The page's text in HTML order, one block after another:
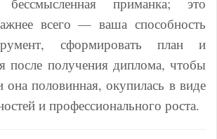
всего — ваша способность
сформировать план и
после получения диплома, чтобы
она половинная, окупилась в виде
и профессионального роста.